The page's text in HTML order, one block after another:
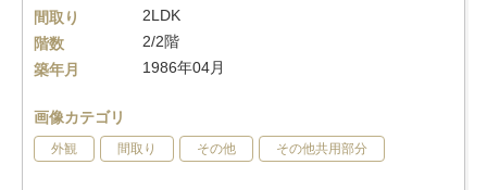
間取り
2LDK
階数
2/2階
築年月
1986年04月
画像カテゴリ
外観 間取り その他 その他共用部分